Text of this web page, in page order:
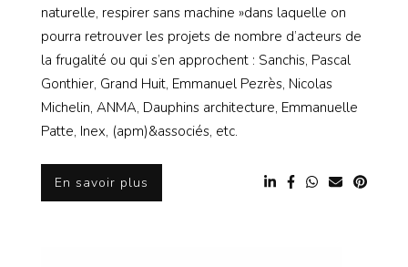
naturelle, respirer sans machine »dans laquelle on
pourra retrouver les projets de nombre d’acteurs de
la frugalité ou qui s’en approchent : Sanchis, Pascal
Gonthier, Grand Huit, Emmanuel Pezrès, Nicolas
Michelin, ANMA, Dauphins architecture, Emmanuelle
Patte, Inex, (apm)&associés, etc.
En savoir plus